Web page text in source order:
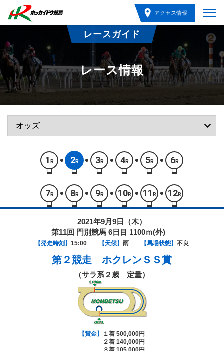
アクセス情報
レースガイド
レース情報
1 R 2R 3R 4R 5R 6R
7 R 8R 9R 10R 11 R 12R
2021年9月9日（木）
第11回 門別競馬 6日目 1100ｍ(外)
【発走時刻】 15:00 【天候】 雨 【馬場状態】 不良
第２競走 ホクレンＳＳ賞
（サラ系２歳 定量）
【賞金】
１着 500,000円
２着 140,000円